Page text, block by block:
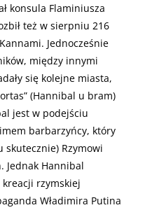
konsula Flaminiusza
też w sierpniu 216
Jednocześnie
między innymi
się kolejne miasta,
(Hannibal u bram)
jest w podejściu
barbarzyńcy, który
skutecznie) Rzymowi
Jednak Hannibal
rzymskiej
Władimira Putina